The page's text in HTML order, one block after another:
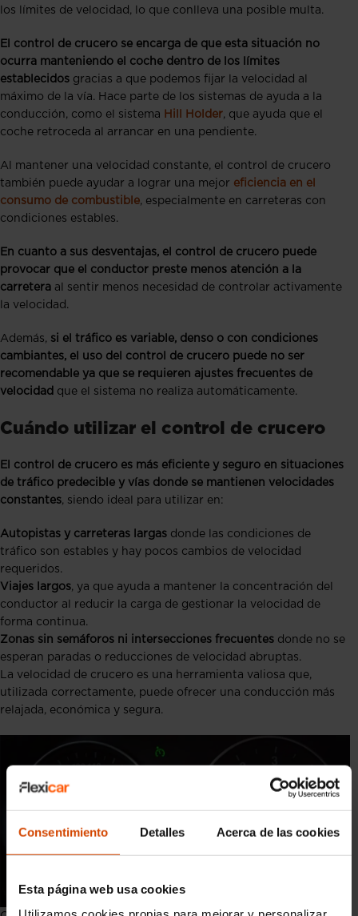
Consentimiento Detalles Acerca de las cookies
Esta página web usa cookies
los límites de velocidad, lo que conlleva una posible multa.
El control de crucero se encarga de que esta situación no
ocurra manteniendo el coche dentro de los límites
establecidos gracias a que podemos fijar la velocidad al
máximo de la vía. Hace parte de los sistemas de ayuda a la
conducción, como el sistema Hill Holder, que ayuda que el
coche retroceda al arrancar en una pendiente.
Al mantener una velocidad constante, el control de crucero
también puede ayudar a lograr una mejor eficiencia en el
consumo de combustible, especialmente en carreteras con
condiciones estables.
En cuanto a sus desventajas, el control de crucero puede
provocar que el conductor preste menos atención a la
carretera al sentir menos necesidad de controlar activamente
la velocidad.
Además, si el tráfico es variable, denso o con condiciones
cambiantes, el uso del control de crucero puede no ser
recomendable ya que se requieren ajustes frecuentes de
velocidad que el sistema no realiza automáticamente.
Cuándo utilizar el control de crucero
El control de crucero es más eficiente y seguro en situaciones
de tráfico predecible y vías donde se mantienen velocidades
constantes, siendo ideal para utilizar en:
Autopistas y carreteras largas donde las condiciones de
tráfico son estables y hay pocos cambios de velocidad
requeridos.
Viajes largos, ya que ayuda a mantener la concentración del
conductor al reducir la carga de gestionar la velocidad de
forma continua.
Zonas sin semáforos ni intersecciones frecuentes donde no se
esperan paradas o reducciones de velocidad abruptas.
La velocidad de crucero es una herramienta valiosa que,
utilizada correctamente, puede ofrecer una conducción más
relajada, económica y segura.